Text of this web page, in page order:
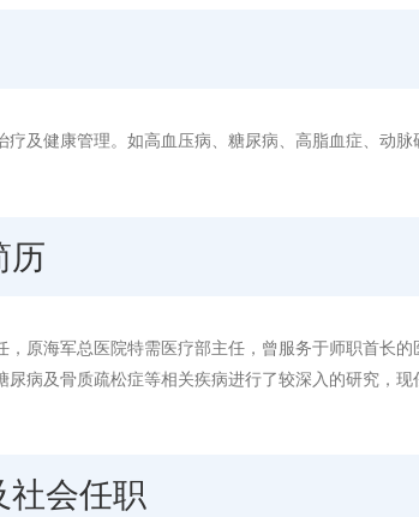
疗及健康管理。如高血压病、糖尿病、高脂血症、动脉
历
，原海军总医院特需医疗部主任，曾服务于师职首长
尿病及骨质疏松症等相关疾病进行了较深入的研究，现
社会任职